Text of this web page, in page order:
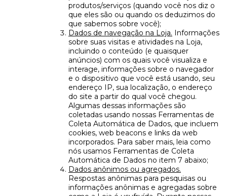
produtos/serviços (quando você nos diz o
que eles são ou quando os deduzimos do
que sabemos sobre você);
Dados de navegação na Loja. Informações
sobre suas visitas e atividades na Loja,
incluindo o conteúdo (e quaisquer
anúncios) com os quais você visualiza e
interage, informações sobre o navegador
e o dispositivo que você está usando, seu
endereço IP, sua localização, o endereço
do site a partir do qual você chegou.
Algumas dessas informações são
coletadas usando nossas Ferramentas de
Coleta Automática de Dados, que incluem
cookies, web beacons e links da web
incorporados. Para saber mais, leia como
nós usamos Ferramentas de Coleta
Automática de Dados no item 7 abaixo;
Dados anônimos ou agregados.
Respostas anônimas para pesquisas ou
informações anônimas e agregadas sobre